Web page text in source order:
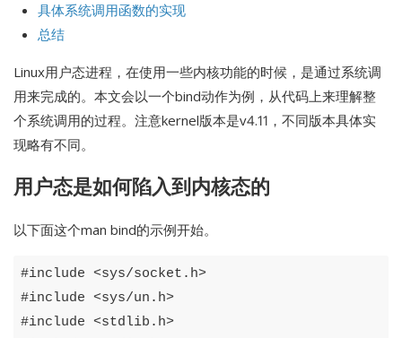
具体系统调用函数的实现
总结
Linux用户态进程，在使用一些内核功能的时候，是通过系统调
用来完成的。本文会以一个bind动作为例，从代码上来理解整
个系统调用的过程。注意kernel版本是v4.11，不同版本具体实
现略有不同。
用户态是如何陷入到内核态的
以下面这个man bind的示例开始。
#include <sys/socket . h>
#include <sys/un . h>
#include <stdlib . h>